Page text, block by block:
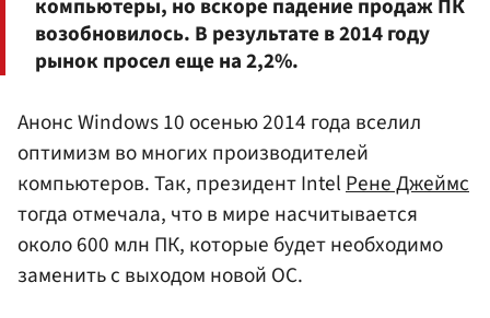
компьютеры, но вскоре падение продаж ПК
возобновилось. В результате в 2014 году
рынок просел еще на 2,2%.
Анонс Windows 10 осенью 2014 года вселил
оптимизм во многих производителей
компьютеров. Так, президент IntelРене Джеймс
тогда отмечала, что в мире насчитывается
около 600 млн ПК, которые будет необходимо
заменить с выходом новой ОС.